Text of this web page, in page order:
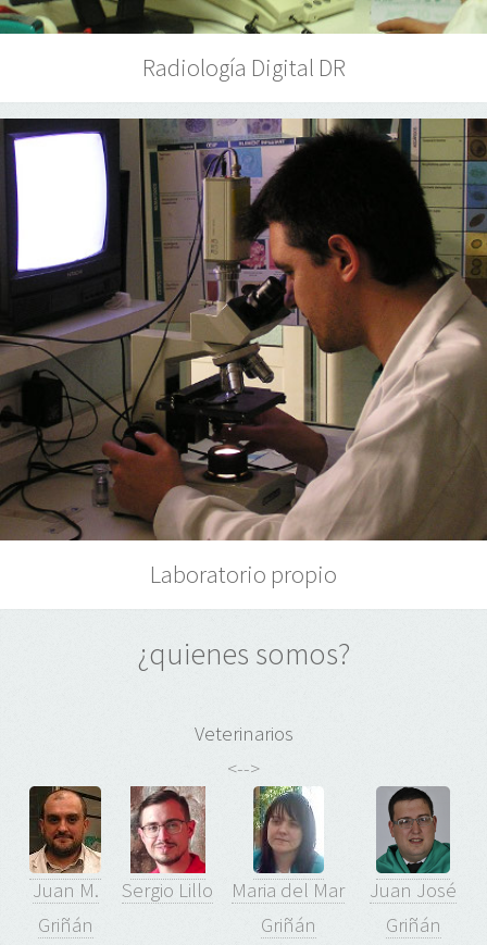
Radiología Digital DR
Laboratorio propio
¿quienes somos?
Veterinarios
<-->
Juan M.
Griñán
Sergio Lillo
Maria del Mar
Griñán
Juan José
Griñán